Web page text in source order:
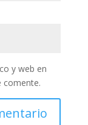
y web en
comente.